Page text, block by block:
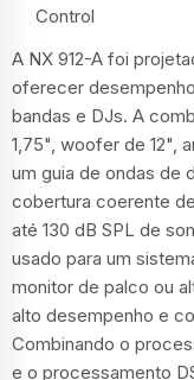
Control
A NX 912-A foi
oferecer
bandas e DJs. A
1,75", woofer de 12",
um guia de ondas de
cobertura coerente
até 130 dB SPL de
usado para um
monitor de palco ou
alto desempenho e
Combinando o
e o processamento